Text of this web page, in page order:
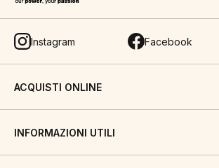
Instagram Facebook
ACQUISTI ONLINE
INFORMAZIONI UTILI